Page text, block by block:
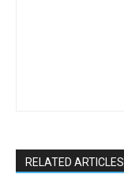
RELATED ARTICLES